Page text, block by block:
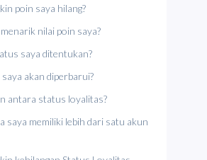
poin saya hilang?
nilai poin saya?
saya ditentukan?
akan diperbarui?
antara status loyalitas?
saya memiliki lebih dari satu akun